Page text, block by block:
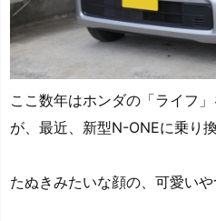
ここ数年はホンダの「ライフ
が、最近、新型N-ONEに乗り換
たぬきみたいな顔の、可愛い